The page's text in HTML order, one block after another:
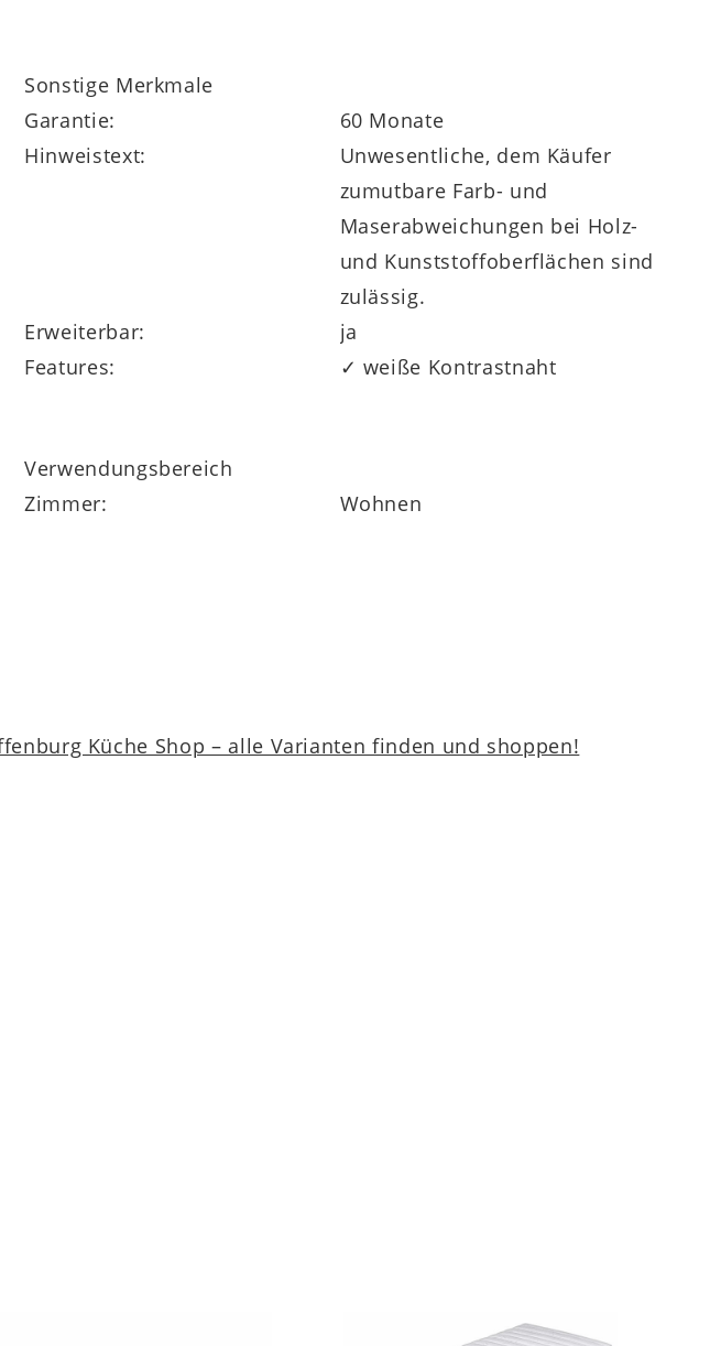
Sonstige Merkmale
Garantie:
60 Monate
Hinweistext:
Unwesentliche, dem Käufer
zumutbare Farb- und
Maserabweichungen bei Holz-
und Kunststoffoberflächen sind
zulässig.
Erweiterbar:
ja
Features:
✓ weiße Kontrastnaht
Verwendungsbereich
Zimmer:
Wohnen
Küche Shop – alle Varianten finden und shoppen!